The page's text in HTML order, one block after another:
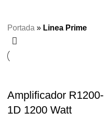
Portada » Linea Prime
Amplificador R1200-
1D 1200 Watt